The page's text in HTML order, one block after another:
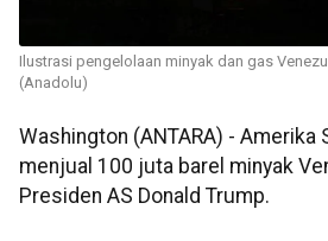
Ilustrasi pengelolaan minyak dan gas
(Anadolu)
Washington (ANTARA) - Amerika
menjual 100 juta barel minyak
Presiden AS Donald Trump.